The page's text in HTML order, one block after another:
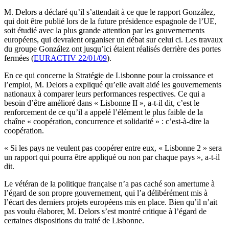
M. Delors a déclaré qu’il s’attendait à ce que le rapport González,
qui doit être publié lors de la future présidence espagnole de l’UE,
soit étudié avec la plus grande attention par les gouvernements
européens, qui devraient organiser un débat sur celui ci. Les travaux
du groupe González ont jusqu’ici étaient réalisés derrière des portes
fermées (EURACTIV 22/01/09).
En ce qui concerne la Stratégie de Lisbonne pour la croissance et
l’emploi, M. Delors a expliqué qu’elle avait aidé les gouvernements
nationaux à comparer leurs performances respectives. Ce qui a
besoin d’être amélioré dans « Lisbonne II », a-t-il dit, c’est le
renforcement de ce qu’il a appelé l’élément le plus faible de la
chaîne « coopération, concurrence et solidarité » : c’est-à-dire la
coopération.
« Si les pays ne veulent pas coopérer entre eux, « Lisbonne 2 » sera
un rapport qui pourra être appliqué ou non par chaque pays », a-t-il
dit.
Le vétéran de la politique française n’a pas caché son amertume à
l’égard de son propre gouvernement, qui l’a délibérément mis à
l’écart des derniers projets européens mis en place. Bien qu’il n’ait
pas voulu élaborer, M. Delors s’est montré critique à l’égard de
certaines dispositions du traité de Lisbonne.